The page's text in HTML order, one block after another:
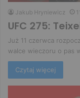
Jakub Hryniewicz
UFC 275:
Już 11 czerwca
walce wieczoru o pas
Czytaj więcej